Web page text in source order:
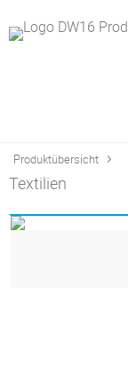
Produktübersicht
Textilien